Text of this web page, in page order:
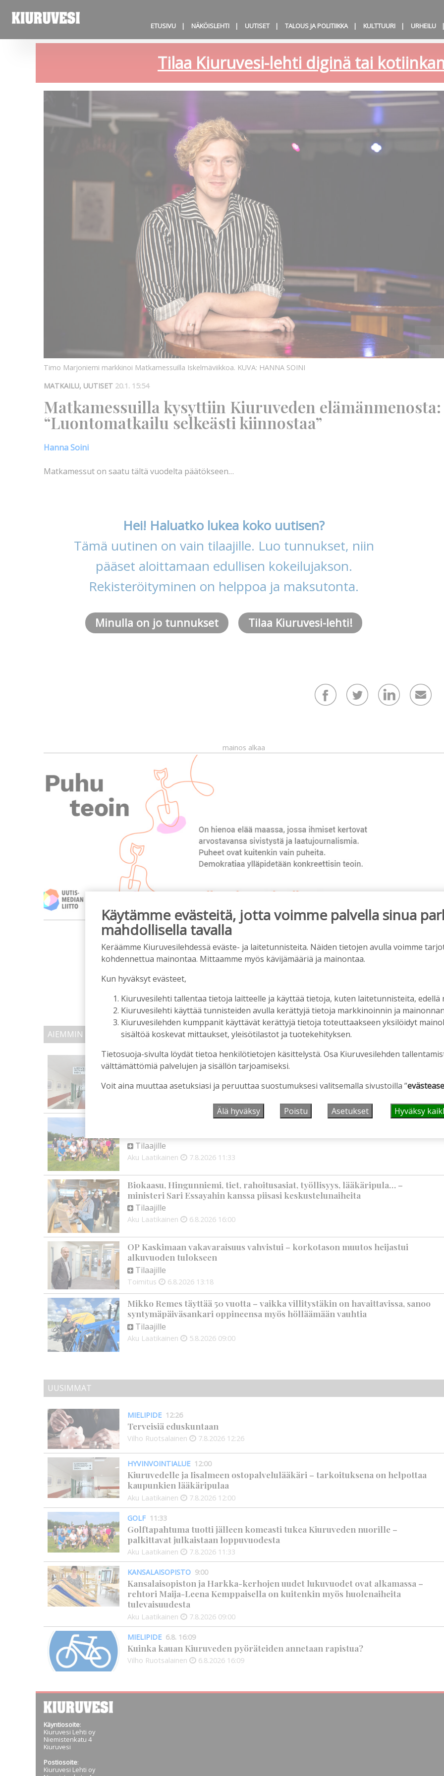
ETUSIVU NÄKÖISLEHTI UUTISET TALOUS JA POLITIIKKA KULTTUURI URHEILU
Tilaa Kiuruvesi-lehti diginä tai
KUVA:
KUVA:
HANNA
SOINI
Timo Marjoniemi markkinoi Matkamessuilla Iskelmäviikkoa. KUVA: HANNA SOINI
MATKAILU, UUTISET 20.1. 15:54
Matkamessuilla kysyttiin Kiuruveden elämänmenosta:
“Luontomatkailu selkeästi kiinnostaa”
Hanna Soini
Matkamessut on saatu tältä vuodelta päätökseen…
Hei! Haluatko lukea koko uutisen?
Tämä uutinen on vain tilaajille. Luo tunnukset, niin
pääset aloittamaan edullisen kokeilujakson.
Rekisteröityminen on helppoa ja maksutonta.
Minulla on jo tunnukset Tilaa Kiuruvesi-lehti!
mainos alkaa
mainos päättyy
AIEMMIN AIHEESTA
Kiuruvedelle ja Iisalmeen ostopalvelulääkäri – tarkoituksena on helpottaa
kaupunkien lääkäripulaa
Tilaajille
Tilaajille
Aku Laatikainen 7.8.2026 11:33
Biokaasu, Hingunniemi, tiet, rahoitusasiat, työllisyys, lääkäripula… –
ministeri Sari Essayahin kanssa piisasi keskustelunaiheita
Tilaajille
Aku Laatikainen 6.8.2026 16:00
OP Kaskimaan vakavaraisuus vahvistui – korkotason muutos heijastui
alkuvuoden tulokseen
Tilaajille
Toimitus 6.8.2026 13:18
Mikko Remes täyttää 50 vuotta – vaikka villitystäkin on havaittavissa, sanoo
syntymäpäiväsankari oppineensa myös hölläämään vauhtia
Tilaajille
Aku Laatikainen 5.8.2026 09:00
UUSIMMAT
MIELIPIDE 12:26
Terveisiä eduskuntaan
Vilho Ruotsalainen 7.8.2026 12:26
HYVINVOINTIALUE 12:00
Kiuruvedelle ja Iisalmeen ostopalvelulääkäri – tarkoituksena on helpottaa
kaupunkien lääkäripulaa
Aku Laatikainen 7.8.2026 12:00
GOLF 11:33
Golftapahtuma tuotti jälleen komeasti tukea Kiuruveden nuorille –
palkittavat julkaistaan loppuvuodesta
Aku Laatikainen 7.8.2026 11:33
KANSALAISOPISTO 9:00
Kansalaisopiston ja Harkka-kerhojen uudet lukuvuodet ovat alkamassa –
rehtori Maija-Leena Kemppaisella on kuitenkin myös huolenaiheita
tulevaisuudesta
Aku Laatikainen 7.8.2026 09:00
MIELIPIDE 6.8. 16:09
Kuinka kauan Kiuruveden pyöräteiden annetaan rapistua?
Vilho Ruotsalainen 6.8.2026 16:09
Käyntiosoite:
Kiuruvesi Lehti oy
Niemistenkatu 4
Kiuruvesi
Postiosoite:
Kiuruvesi Lehti oy
Käytämme evästeitä, jotta voimme palvella sinua
mahdollisella tavalla
Keräämme Kiuruvesilehdessä eväste- ja laitetunnisteita. Näiden tietojen avulla voimme
kohdennettua mainontaa. Mittaamme myös kävijämääriä ja mainontaa.
Kun hyväksyt evästeet,
Kiuruvesilehti tallentaa tietoja laitteelle ja käyttää tietoja, kuten laitetunnisteita,
Kiuruvesilehti käyttää tunnisteiden avulla kerättyjä tietoja markkinoinnin ja
Kiuruvesilehden kumppanit käyttävät kerättyjä tietoja toteuttaakseen yksilöidyt
sisältöä koskevat mittaukset, yleisötilastot ja tuotekehityksen.
Tietosuoja-sivulta löydät tietoa henkilötietojen käsittelystä. Osa Kiuruvesilehden
välttämättömiä palvelujen ja sisällön tarjoamiseksi.
Voit aina muuttaa asetuksiasi ja peruuttaa suostumuksesi valitsemalla sivustoilla ”
Älä hyväksy Poistu Asetukset Hyväksy